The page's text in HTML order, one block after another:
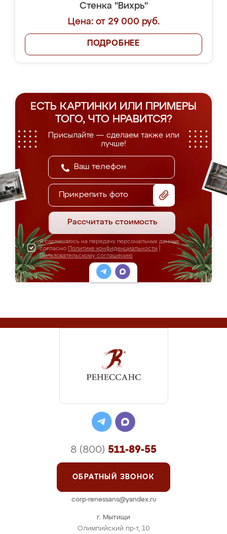
Стенка "Вихрь"
Цена: от 29 000 руб.
ПОДРОБНЕЕ
ЕСТЬ КАРТИНКИ ИЛИ ПРИМЕРЫ
ТОГО, ЧТО НРАВИТСЯ?
Присылайте — сделаем также или
лучше!
Прикрепить фото
Рассчитать стоимость
Я соглашаюсь на передачу персональных данных
согласно Политике конфиденциальности
Пользовательскому соглашению
г. Мытищи
Олимпийский пр-т, 10
8 (800) 511-89-55
ОБРАТНЫЙ ЗВОНОК
corp-renessans@yandex.ru